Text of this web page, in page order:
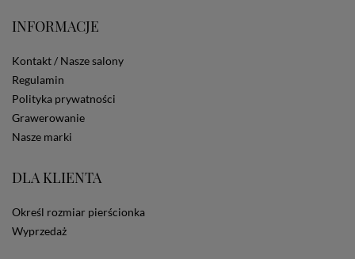
INFORMACJE
Kontakt / Nasze salony
Regulamin
Polityka prywatności
Grawerowanie
Nasze marki
DLA KLIENTA
Określ rozmiar pierścionka
Wyprzedaż